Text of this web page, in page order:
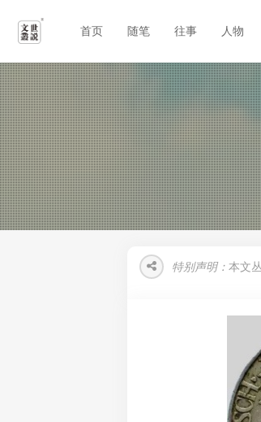
首页 随笔 往事 人物
特别声明： 本文